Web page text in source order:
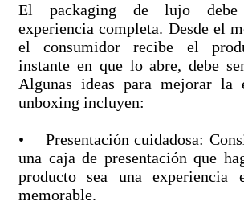
El packaging de lujo debe
experiencia completa. Desde el
el consumidor recibe el
instante en que lo abre, debe
Algunas ideas para mejorar la
unboxing incluyen:
• Presentación cuidadosa:
una caja de presentación que
producto sea una experiencia
memorable.